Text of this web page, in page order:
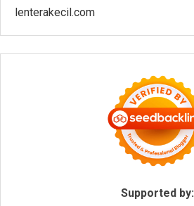
lenterakecil.com
Supported by: